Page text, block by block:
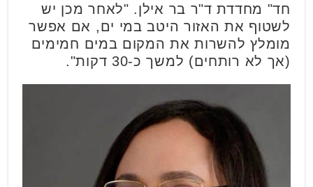
חד" מחדדת ד"ר בר אילן. "לאחר מכן יש
לשטוף את האזור היטב במי ים, אם אפשר
מומלץ להשרות את המקום במים חמימים
(אך לא רותחים) למשך כ-30 דקות".